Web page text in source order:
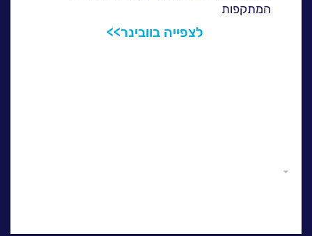
המתקפות
לצפייה בוובינר>>
גלול